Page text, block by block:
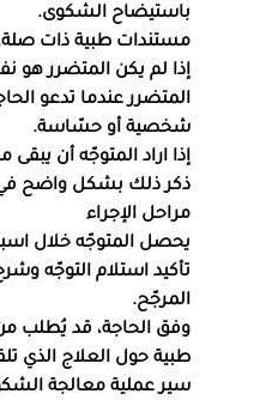
باستيضاح الشكوى.
مستندات طبية ذات
إذا لم يكن المتضرر هو
المتضرر عندما تدعو
شخصية أو حسّاسة.
إذا اراد المتوجّه أن
ذكر ذلك بشكل واضح
مراحل الإجراء
يحصل المتوجّه خلال
تأكيد استلام التوجّه
المرجّح.
وفق الحاجة، قد يُطلب
طبية حول العلاج الذي
سير عملية معالجة